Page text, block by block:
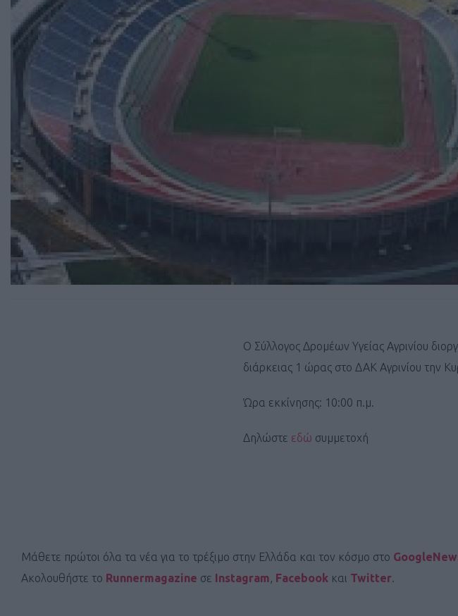
Ο Σύλλογος Δρομέων Υγείας Αγρινίου
διάρκειας 1 ώρας στο ΔΑΚ Αγρινίου την
Ώρα εκκίνησης: 10:00 π.μ.
Δηλώστε εδώ συμμετοχή
Μάθετε πρώτοι όλα τα νέα για το τρέξιμο στην Ελλάδα και τον κόσμο στο
Ακολουθήστε το Runnermagazine σε Instagram, Facebook και Twitter.